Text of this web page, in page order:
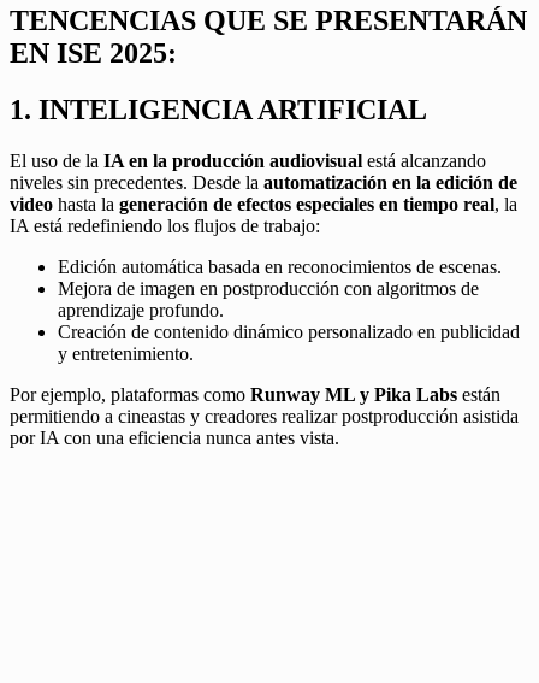
TENCENCIAS QUE SE PRESENTARÁN
EN ISE 2025:
1. INTELIGENCIA ARTIFICIAL
El uso de la IA en la producción audiovisual está alcanzando
niveles sin precedentes. Desde la automatización en la edición de
video hasta la generación de efectos especiales en tiempo real, la
IA está redefiniendo los flujos de trabajo:
Edición automática basada en reconocimientos de escenas.
Mejora de imagen en postproducción con algoritmos de
aprendizaje profundo.
Creación de contenido dinámico personalizado en publicidad
y entretenimiento.
Por ejemplo, plataformas como Runway ML y Pika Labs están
permitiendo a cineastas y creadores realizar postproducción asistida
por IA con una eficiencia nunca antes vista.